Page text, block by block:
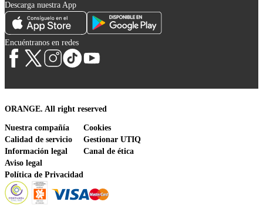
Descarga nuestra App
Encuéntranos en redes
ORANGE. All right reserved
Nuestra compañía
Calidad de servicio
Información legal
Aviso legal
Política de Privacidad
Cookies
Gestionar UTIQ
Canal de ética